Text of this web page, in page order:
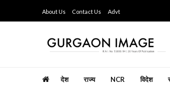
navigation
content
About Us Contact Us Advt
देश राज्य NCR विदेश